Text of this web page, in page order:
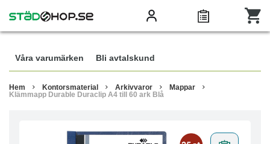
Våra varumärken Bli avtalskund
Hem Kontorsmaterial Arkivvaror
Mappar
Klämmapp Durable Duraclip A4 till 60 ark Blå